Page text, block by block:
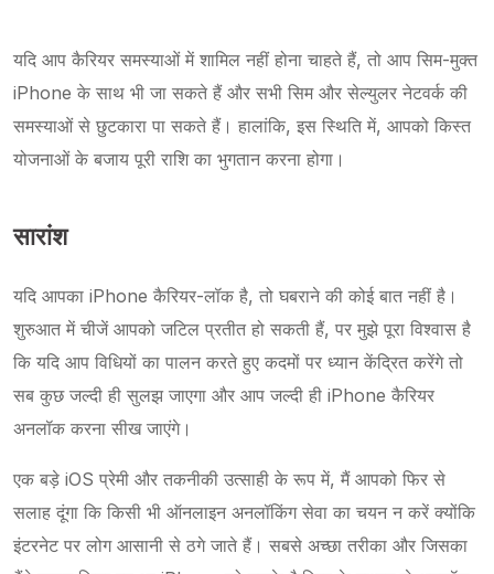
यदि आप कैरियर समस्याओं में शामिल नहीं होना चाहते हैं, तो आप सिम-मुक्त
iPhone के साथ भी जा सकते हैं और सभी सिम और सेल्युलर नेटवर्क की
समस्याओं से छुटकारा पा सकते हैं। हालांकि, इस स्थिति में, आपको किस्त
योजनाओं के बजाय पूरी राशि का भुगतान करना होगा।
सारांश
यदि आपका iPhone कैरियर-लॉक है, तो घबराने की कोई बात नहीं है।
शुरुआत में चीजें आपको जटिल प्रतीत हो सकती हैं, पर मुझे पूरा विश्वास है
कि यदि आप विधियों का पालन करते हुए कदमों पर ध्यान केंद्रित करेंगे तो
सब कुछ जल्दी ही सुलझ जाएगा और आप जल्दी ही iPhone कैरियर
अनलॉक करना सीख जाएंगे।
एक बड़े iOS प्रेमी और तकनीकी उत्साही के रूप में, मैं आपको फिर से
सलाह दूंगा कि किसी भी ऑनलाइन अनलॉकिंग सेवा का चयन न करें क्योंकि
इंटरनेट पर लोग आसानी से ठगे जाते हैं। सबसे अच्छा तरीका और जिसका